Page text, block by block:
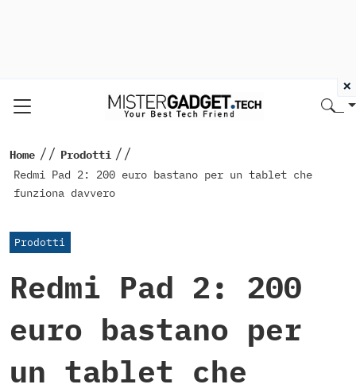
Home // Prodotti //
Redmi Pad 2: 200 euro bastano per un tablet che
funziona davvero
Prodotti
Redmi Pad 2: 200
euro bastano per
un tablet che
×